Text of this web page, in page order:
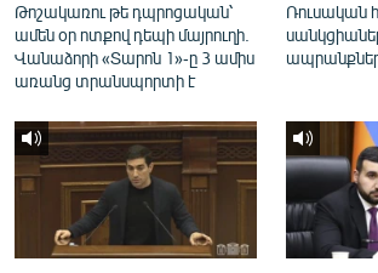
Թոշակառու թե դպրոցական՝
ամեն օր ոտքով դեպի մայրուղի.
Վանաձորի «Տարոն 1»-ը 3 ամիս
առանց տրանսպորտի է
Ռուսական